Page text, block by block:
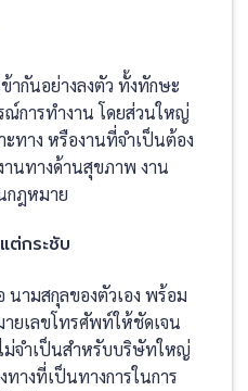
ากันอย่างลงตัว ทั้งทักษะ
ณ์การทำงาน โดยส่วนใหญ่
ทาง หรืองานที่จำเป็นต้อง
นทางด้านสุขภาพ งาน
กฎหมาย
ต่กระชับ
ามสกุลของตัวเอง พร้อม
ยเลขโทรศัพท์ให้ชัดเจน
ม่จำเป็นสำหรับบริษัทใหญ่
างที่เป็นทางการในการ